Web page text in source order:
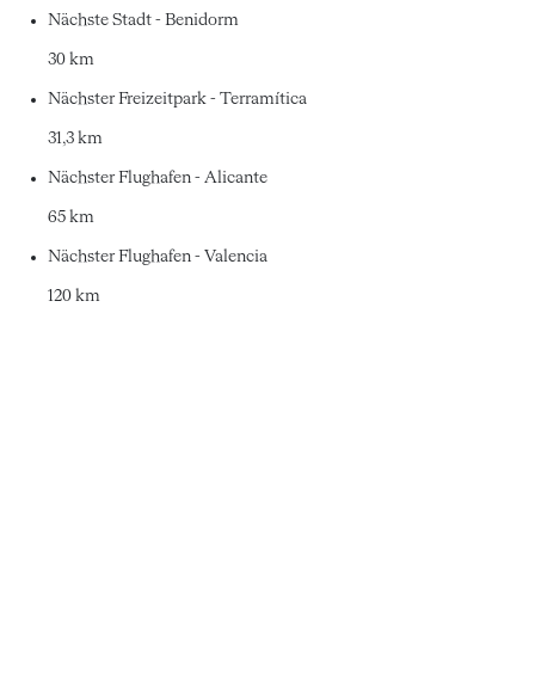
Nächste Stadt - Benidorm
30 km
Nächster Freizeitpark - Terramítica
31,3 km
Nächster Flughafen - Alicante
65 km
Nächster Flughafen - Valencia
120 km